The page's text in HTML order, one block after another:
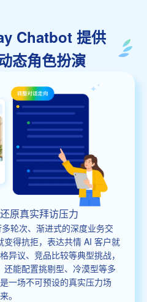
Chatbot 提供
态角色扮演
原真实拜访压力
轮次、渐进式的深度业务交
得抗拒，表达共情 AI 客户就
异议、竞品比较等典型挑战，
能配置挑剔型、冷漠型等多
一场不可预设的真实压力场
。